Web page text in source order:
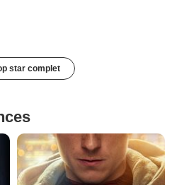
star complet